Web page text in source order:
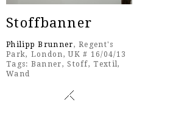
Stoffbanner
Philipp Brunner, Regent's
Park, London, UK # 16/04/13
Tags: Banner,Stoff,Textil,
Wand